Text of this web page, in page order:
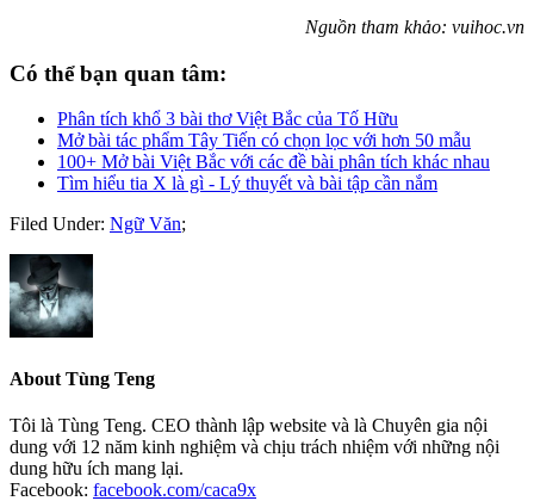
Nguồn tham khảo: vuihoc.vn
Có thể bạn quan tâm:
Phân tích khổ 3 bài thơ Việt Bắc của Tố Hữu
Mở bài tác phẩm Tây Tiến có chọn lọc với hơn 50 mẫu
100+ Mở bài Việt Bắc với các đề bài phân tích khác nhau
Tìm hiểu tia X là gì - Lý thuyết và bài tập cần nắm
Filed Under: Ngữ Văn;
About Tùng Teng
Tôi là Tùng Teng. CEO thành lập website và là Chuyên gia nội
dung với 12 năm kinh nghiệm và chịu trách nhiệm với những nội
dung hữu ích mang lại.
Facebook: facebook.com/caca9x